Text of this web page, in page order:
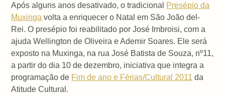
Após alguns anos desativado, o tradicional Presépio da
Muxinga volta a enriquecer o Natal em São João del-
Rei. O presépio foi reabilitado por José Imbroisi, com a
ajuda Wellington de Oliveira e Ademir Soares. Ele será
exposto na Muxinga, na rua José Batista de Souza, nº11,
a partir do dia 10 de dezembro, iniciativa que integra a
programação de Fim de ano e Férias/Cultural 2011 da
Atitude Cultural.